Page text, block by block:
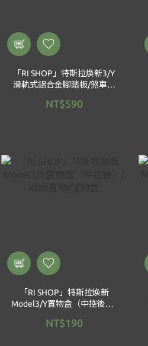
「RI SHOP」特斯拉煥新3/Y
滑軌式鋁合金腳踏板/煞車踏
級
NT$590
「RI SHOP」特斯拉煥新
Model3/Y置物盒（中控後）/
NT$190